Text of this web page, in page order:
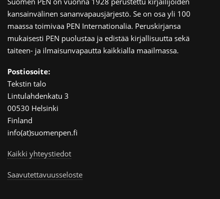
kansainvälinen sananvapausjärjestö. Se on osa yli 100
maassa toimivaa PEN Internationalia. Peruskirjansa
mukaisesti PEN puolustaa ja edistää kirjallisuutta sekä
taiteen- ja ilmaisunvapautta kaikkialla maailmassa.
Postiosoite:
Tekstin talo
Lintulahdenkatu 3
00530 Helsinki
Finland
info(at)suomenpen.fi
Kaikki yhteystiedot
Saavutettavuusseloste